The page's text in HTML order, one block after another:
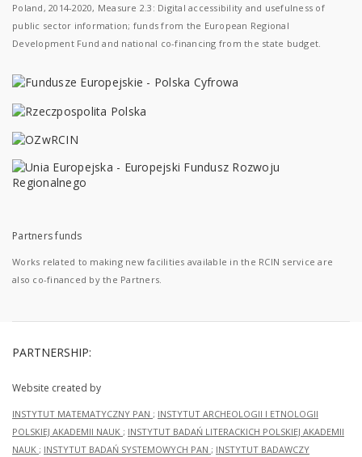
Poland, 2014-2020, Measure 2.3: Digital accessibility and usefulness of
public sector information; funds from the European Regional
Development Fund and national co-financing from the state budget.
Partners funds
Works related to making new facilities available in the RCIN service are
also co-financed by the Partners.
PARTNERSHIP:
Website created by
INSTYTUT MATEMATYCZNY PAN ; INSTYTUT ARCHEOLOGII I ETNOLOGII
POLSKIEJ AKADEMII NAUK ; INSTYTUT BADAŃ LITERACKICH POLSKIEJ AKADEMII
NAUK ; INSTYTUT BADAŃ SYSTEMOWYCH PAN ; INSTYTUT BADAWCZY